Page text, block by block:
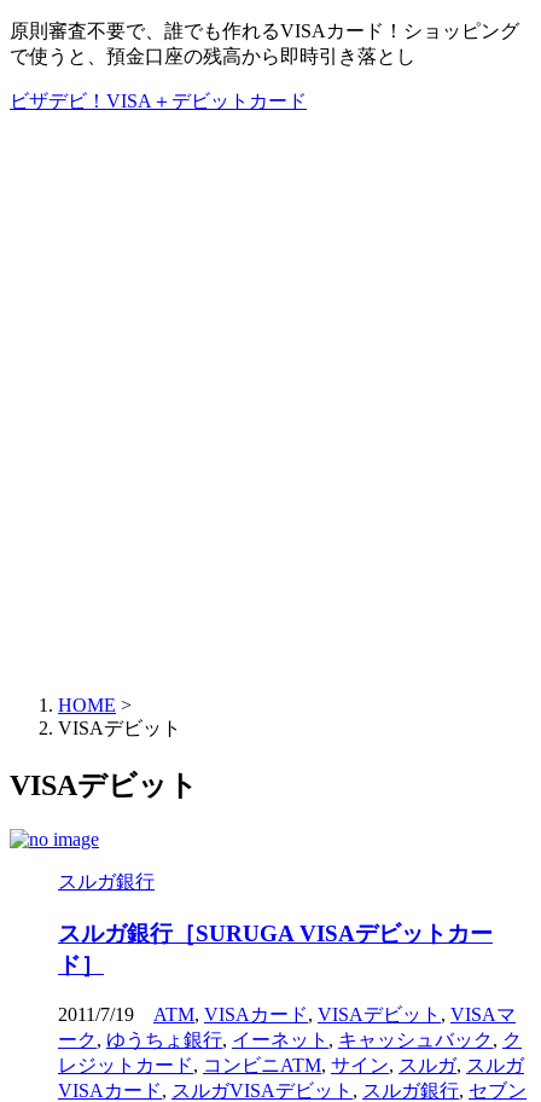
原則審査不要で、誰でも作れるVISAカード！ショッピング
で使うと、預金口座の残高から即時引き落とし
ビザデビ！VISA＋デビットカード
HOME >
VISAデビット
VISAデビット
スルガ銀行
スルガ銀行［SURUGA VISAデビットカー
ド］
2011/7/19 ATM, VISAカード, VISAデビット , VISAマ
ーク, ゆうちょ銀行, イーネット , キャッシュバック, ク
レジットカード, コンビニATM, サイン, スルガ, スルガ
VISAカード, スルガVISAデビット , スルガ銀行, セブン